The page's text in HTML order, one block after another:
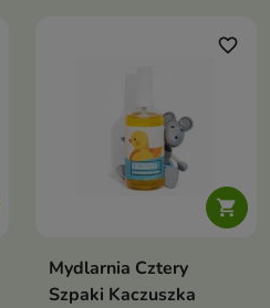
słodkich
aromatów

favorite_border
Mydlarnia Cztery
Szpaki Kaczuszka